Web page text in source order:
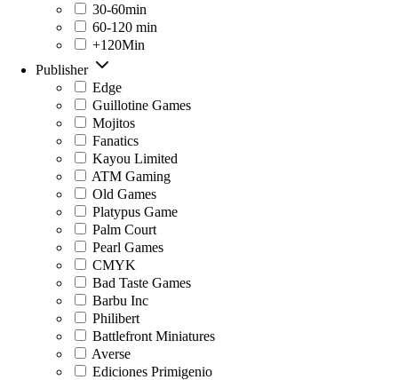
30-60min
60-120 min
+120Min
Publisher
Edge
Guillotine Games
Mojitos
Fanatics
Kayou Limited
ATM Gaming
Old Games
Platypus Game
Palm Court
Pearl Games
CMYK
Bad Taste Games
Barbu Inc
Philibert
Battlefront Miniatures
Averse
Ediciones Primigenio